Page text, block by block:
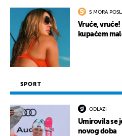
S MORA
Vruće, vruće!
kupaćem
SPORT
ODLAZI
Umirovila se
novog doba